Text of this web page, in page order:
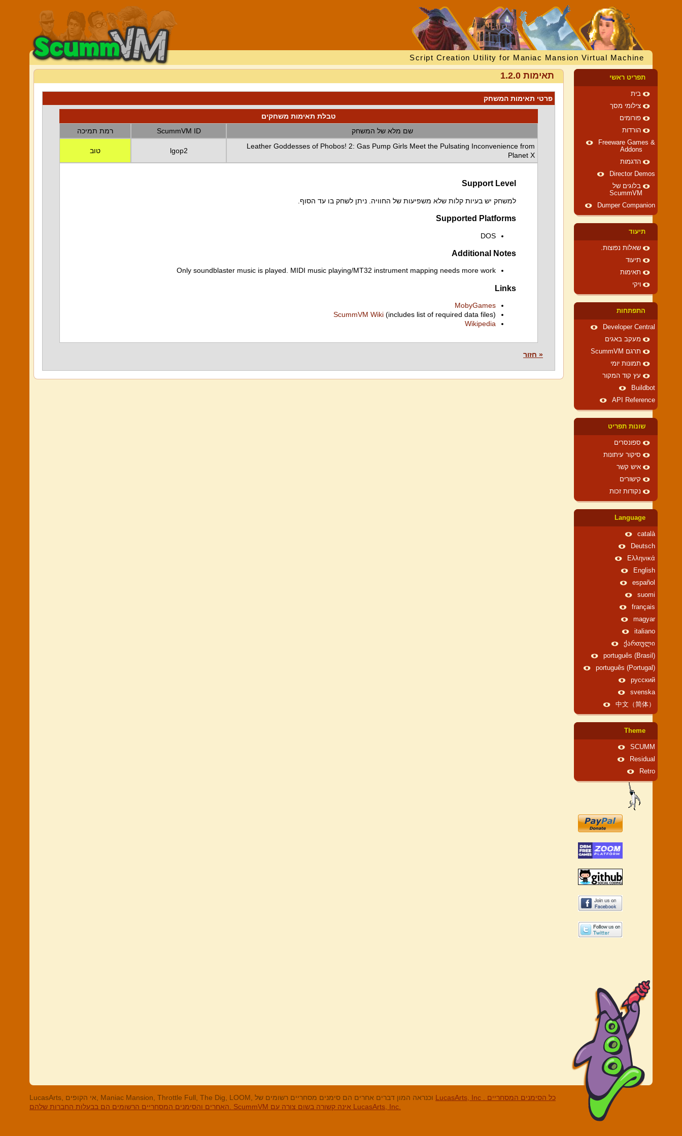
Script Creation Utility for Maniac Mansion Virtual Machine
תאימות 1.2.0
פרטי תאימות המשחק
טבלת תאימות משחקים
שם מלא של המשחק
ScummVM ID
רמת תמיכה
Leather Goddesses of Phobos! 2: Gas Pump Girls Meet the Pulsating Inconvenience from
Planet X
lgop2 טוב
Support Level
למשחק יש בעיות קלות שלא משפיעות של החוויה. ניתן לשחק בו עד הסוף.
Supported Platforms
DOS
Additional Notes
Only soundblaster music is played. MIDI music playing/MT32 instrument mapping needs more work
Links
MobyGames
ScummVM Wiki (includes list of required data files)
Wikipedia
« חזור
תפריט ראשי
בית
צילומי מסך
פורומים
הורדות
Freeware Games &
Addons
הדגמות
Director Demos
בלוגים של
ScummVM
Dumper Companion
תיעוד
שאלות נפוצות.
תיעוד
תאימות
ויקי
התפתחות
Developer Central
מעקב באגים
תרגם ScummVM
תמונות יומי
עץ קוד המקור
Buildbot
API Reference
שונות תפריט
ספונסרים
סיקור עיתונות
איש קשר
קישורים
נקודות זכות
Language
català
Deutsch
Ελληνικά
English
español
suomi
français
magyar
italiano
ქართული
português (Brasil)
português (Portugal)
русский
svenska
中文（简体）
Theme
SCUMM
Residual
Retro
LucasArts, Inc . כל הסימנים המסחריים
האחרים והסימנים המסחריים הרשומים הם בבעלות החברות שלהם. ScummVM אינה קשורה בשום צורה עם LucasArts, Inc.